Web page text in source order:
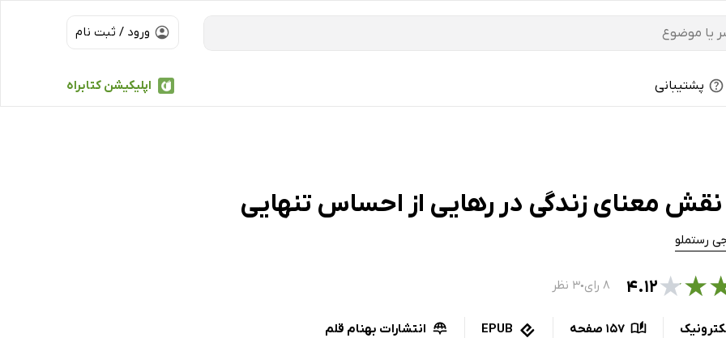
ورود / ثبت نام
اپلیکیشن کتابراه پشتیبانی
معنای زندگی در رهایی از احساس تنهایی
رستملو
★
★۴.۱۲ ۸ رای ●۳ نظر
157 صفحه EPUB انتشارات بهنام قلم